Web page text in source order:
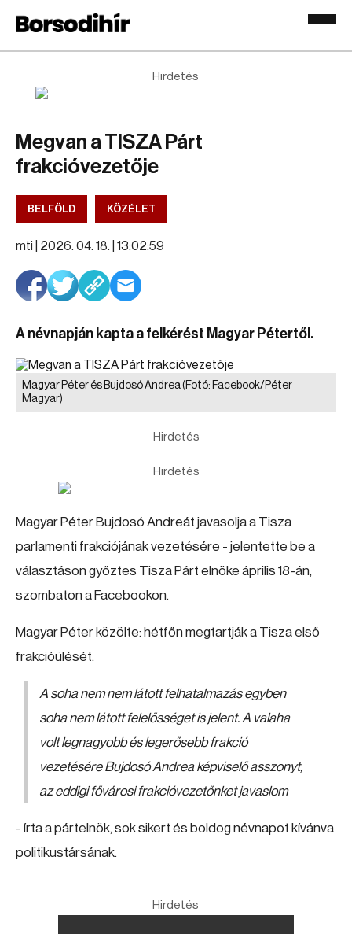
Hirdetés
Megvan a TISZA Párt
frakcióvezetője
BELFÖLD KÖZÉLET
mti | 2026. 04. 18. | 13:02:59
A névnapján kapta a felkérést Magyar Pétertől.
Magyar Péter és Bujdosó Andrea(Fotó: Facebook/Péter
Magyar)
Hirdetés
Hirdetés
Magyar Péter Bujdosó Andreát javasolja a Tisza
parlamenti frakciójának vezetésére - jelentette be a
választáson győztes Tisza Párt elnöke április 18-án,
szombaton a Facebookon.
Magyar Péter közölte: hétfőn megtartják a Tisza első
frakcióülését.
A soha nem nem látott felhatalmazás egyben
soha nem látott felelősséget is jelent. A valaha
volt legnagyobb és legerősebb frakció
vezetésére Bujdosó Andrea képviselő asszonyt,
az eddigi fővárosi frakcióvezetőnket javaslom
- írta a pártelnök, sok sikert és boldog névnapot kívánva
politikustársának.
Hirdetés